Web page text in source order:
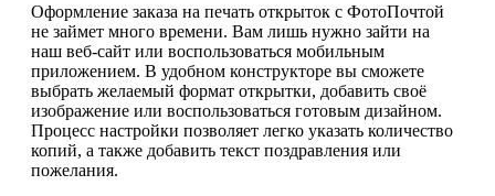
Оформление заказа на печать открыток с ФотоПочтой
не займет много времени. Вам лишь нужно зайти на
наш веб-сайт или воспользоваться мобильным
приложением. В удобном конструкторе вы сможете
выбрать желаемый формат открытки, добавить своё
изображение или воспользоваться готовым дизайном.
Процесс настройки позволяет легко указать количество
копий, а также добавить текст поздравления или
пожелания.